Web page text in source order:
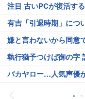
注目 古いPCが復活す
有吉「引退時期」につ
嫌と言わないから同意
執行猶予つけば御の字
バカヤロー…人気声優